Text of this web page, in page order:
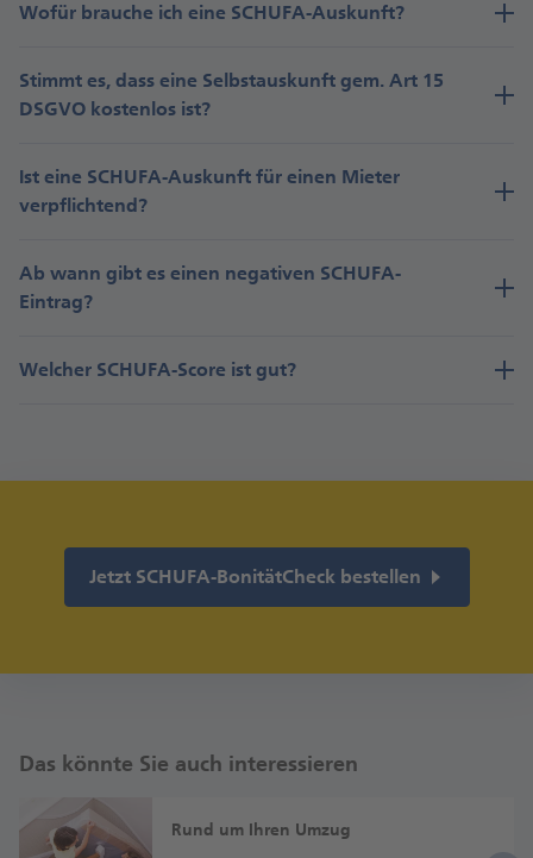
Wofür brauche ich eine SCHUFA-Auskunft?
Stimmt es, dass eine Selbstauskunft gem. Art 15
DSGVO kostenlos ist?
Ist eine SCHUFA-Auskunft für einen Mieter
verpflichtend?
Ab wann gibt es einen negativen SCHUFA-
Eintrag?
Welcher SCHUFA-Score ist gut?
Jetzt SCHUFA-BonitätCheck bestellen
Das könnte Sie auch interessieren
Rund um Ihren Umzug